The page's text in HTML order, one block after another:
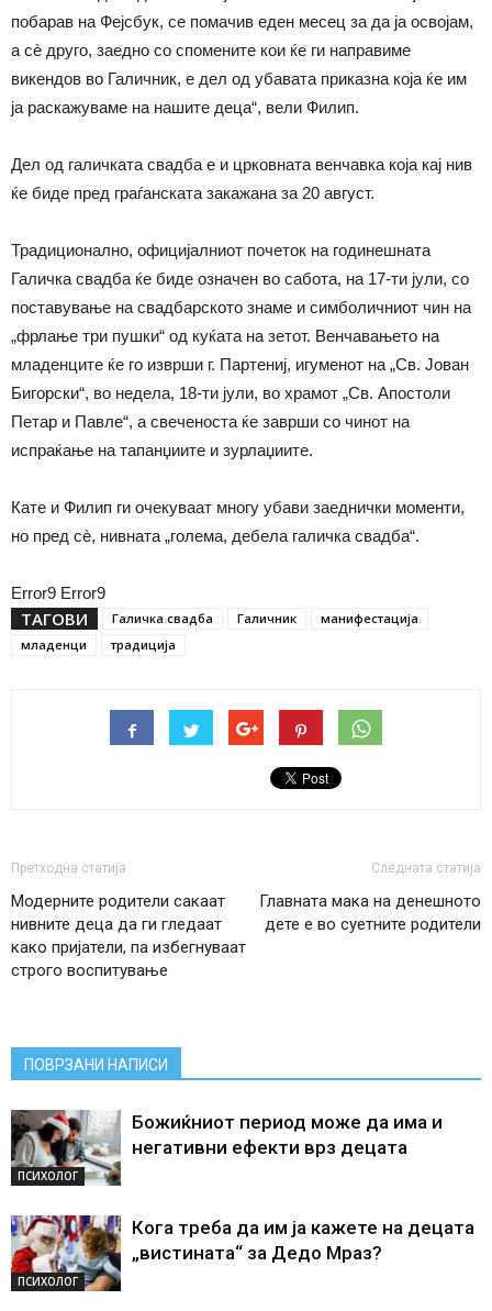
побарав на Фејсбук, се помачив еден месец за да ја освојам,
а сè друго, заедно со спомените кои ќе ги направиме
викендов во Галичник, е дел од убавата приказна која ќе им
ја раскажуваме на нашите деца“, вели Филип.
Дел од галичката свадба е и црковната венчавка која кај нив
ќе биде пред граѓанската закажана за 20 август.
Традиционално, официјалниот почеток на годинешната
Галичка свадба ќе биде означен во сабота, на 17-ти јули, со
поставување на свадбарското знаме и симболичниот чин на
„фрлање три пушки“ од куќата на зетот. Венчавањето на
младенците ќе го изврши г. Партениј, игуменот на „Св. Јован
Бигорски“, во недела, 18-ти јули, во храмот „Св. Апостоли
Петар и Павле“, а свеченоста ќе заврши со чинот на
испраќање на тапанџиите и зурлаџиите.
Кате и Филип ги очекуваат многу убави заеднички моменти,
но пред сè, нивната „голема, дебела галичка свадба“.
Error9 Error9
ТАГОВИ Галичка свадба Галичник
манифестација
младенци
традиција
Претходна статија
Модерните родители сакаат
нивните деца да ги гледаат
како пријатели, па избегнуваат
строго воспитување
Следната статија
Главната мака на денешното
дете е во суетните родители
ПОВРЗАНИ НАПИСИ
ПСИХОЛОГ
Божиќниот период може да има и
негативни ефекти врз децата
ПСИХОЛОГ
Кога треба да им ја кажете на децата
„вистината“ за Дедо Мраз?